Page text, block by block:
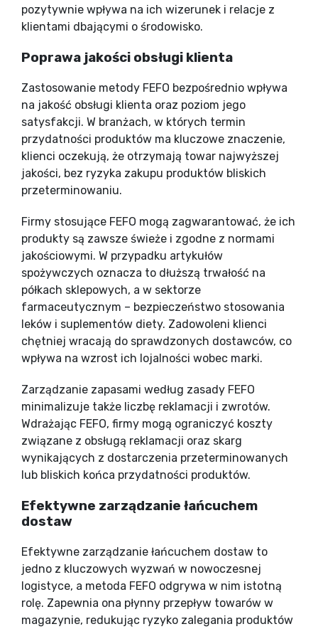
pozytywnie wpływa na ich wizerunek i relacje z
klientami dbającymi o środowisko.
Poprawa jakości obsługi klienta
Zastosowanie metody FEFO bezpośrednio wpływa
na jakość obsługi klienta oraz poziom jego
satysfakcji. W branżach, w których termin
przydatności produktów ma kluczowe znaczenie,
klienci oczekują, że otrzymają towar najwyższej
jakości, bez ryzyka zakupu produktów bliskich
przeterminowaniu.
Firmy stosujące FEFO mogą zagwarantować, że ich
produkty są zawsze świeże i zgodne z normami
jakościowymi. W przypadku artykułów
spożywczych oznacza to dłuższą trwałość na
półkach sklepowych, a w sektorze
farmaceutycznym – bezpieczeństwo stosowania
leków i suplementów diety. Zadowoleni klienci
chętniej wracają do sprawdzonych dostawców, co
wpływa na wzrost ich lojalności wobec marki.
Zarządzanie zapasami według zasady FEFO
minimalizuje także liczbę reklamacji i zwrotów.
Wdrażając FEFO, firmy mogą ograniczyć koszty
związane z obsługą reklamacji oraz skarg
wynikających z dostarczenia przeterminowanych
lub bliskich końca przydatności produktów.
Efektywne zarządzanie łańcuchem
dostaw
Efektywne zarządzanie łańcuchem dostaw to
jedno z kluczowych wyzwań w nowoczesnej
logistyce, a metoda FEFO odgrywa w nim istotną
rolę. Zapewnia ona płynny przepływ towarów w
magazynie, redukując ryzyko zalegania produktów